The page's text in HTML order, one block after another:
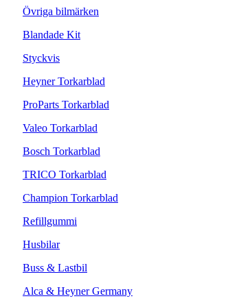
Övriga bilmärken
Blandade Kit
Styckvis
Heyner Torkarblad
ProParts Torkarblad
Valeo Torkarblad
Bosch Torkarblad
TRICO Torkarblad
Champion Torkarblad
Refillgummi
Husbilar
Buss & Lastbil
Alca & Heyner Germany